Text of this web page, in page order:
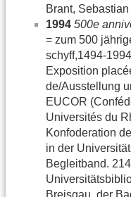
Brant,
1994 500e
= zum 500
schyff,1494-
Exposition
de/Ausstellung
EUCOR
Universités du
Konfoderation
in der
Begleitband.
Breisgau, der